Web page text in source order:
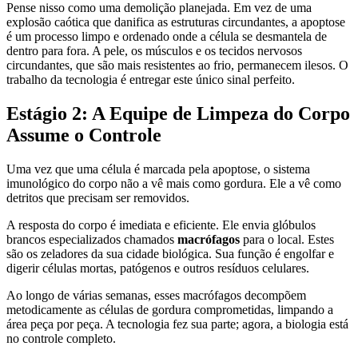
Pense nisso como uma demolição planejada. Em vez de uma
explosão caótica que danifica as estruturas circundantes, a apoptose
é um processo limpo e ordenado onde a célula se desmantela de
dentro para fora. A pele, os músculos e os tecidos nervosos
circundantes, que são mais resistentes ao frio, permanecem ilesos. O
trabalho da tecnologia é entregar este único sinal perfeito.
Estágio 2: A Equipe de Limpeza do Corpo
Assume o Controle
Uma vez que uma célula é marcada pela apoptose, o sistema
imunológico do corpo não a vê mais como gordura. Ele a vê como
detritos que precisam ser removidos.
A resposta do corpo é imediata e eficiente. Ele envia glóbulos
brancos especializados chamados macrófagos para o local. Estes
são os zeladores da sua cidade biológica. Sua função é engolfar e
digerir células mortas, patógenos e outros resíduos celulares.
Ao longo de várias semanas, esses macrófagos decompõem
metodicamente as células de gordura comprometidas, limpando a
área peça por peça. A tecnologia fez sua parte; agora, a biologia está
no controle completo.